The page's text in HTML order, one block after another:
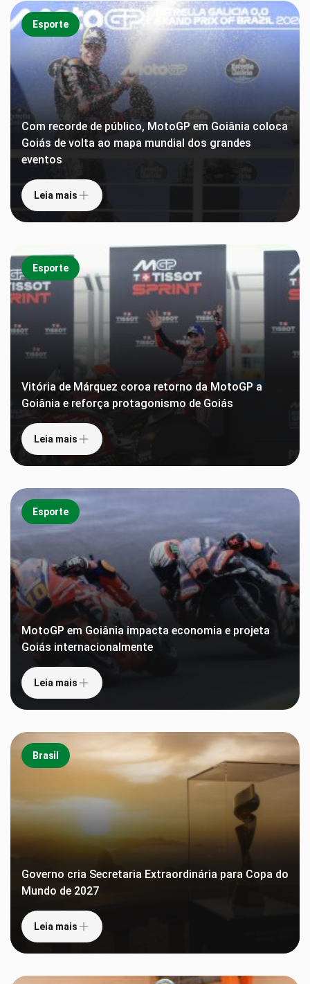
Esporte
Com recorde de público, MotoGP em Goiânia coloca
Goiás de volta ao mapa mundial dos grandes
eventos
Leia mais
Esporte
Vitória de Márquez coroa retorno da MotoGP a
Goiânia e reforça protagonismo de Goiás
Leia mais
Esporte
MotoGP em Goiânia impacta economia e projeta
Goiás internacionalmente
Leia mais
Brasil
Governo cria Secretaria Extraordinária para Copa do
Mundo de 2027
Leia mais